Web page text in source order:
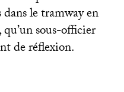
le tramway en
sous-officier
de réflexion.